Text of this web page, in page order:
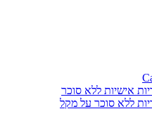
אישיות ללא סוכר
ללא סוכר על מקל